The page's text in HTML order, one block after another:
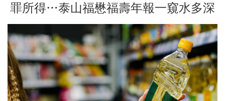
罪所得…泰山福懋福壽年報一窺水多深